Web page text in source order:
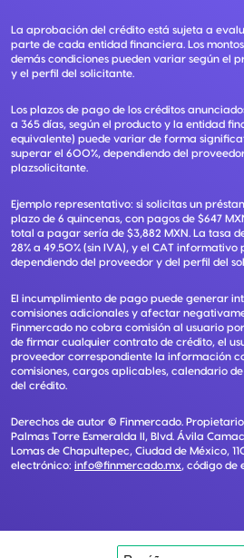
La aprobación del crédito está sujeta a
parte de cada entidad financiera. Los
demás condiciones pueden variar según el
y el perfil del solicitante.
Los plazos de pago de los créditos
a 365 días, según el producto y la entidad
equivalente) puede variar de forma
superar el 600%, dependiendo del
plazsolicitante.
Ejemplo representativo: si solicitas un
plazo de 6 quincenas, con pagos de $647
total a pagar sería de $3,882 MXN. La tasa
28% a 49.50% (sin IVA), y el CAT informativo
dependiendo del proveedor y del perfil del
El incumplimiento de pago puede generar
comisiones adicionales y afectar
Finmercado no cobra comisión al usuario
de firmar cualquier contrato de crédito, el
proveedor correspondiente la información
comisiones, cargos aplicables, calendario
del crédito.
Derechos de autor © Finmercado.
Palmas Torre Esmeralda II, Blvd. Ávila
Lomas de Chapultepec, Ciudad de México,
electrónico: info@finmercado.mx, código de